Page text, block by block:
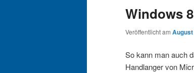
Windows
Veröffentlicht am August
So kann man auch
Handlanger von